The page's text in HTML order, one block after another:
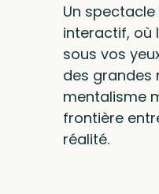
Un
interactif, où
sous vos
des grandes
mentalisme
frontière
réalité.